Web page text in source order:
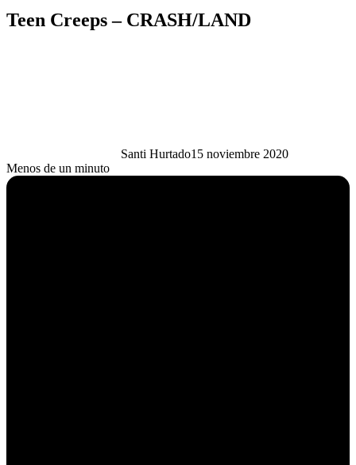
Teen Creeps – CRASH/LAND
Santi Hurtado15 noviembre 2020
Menos de un minuto